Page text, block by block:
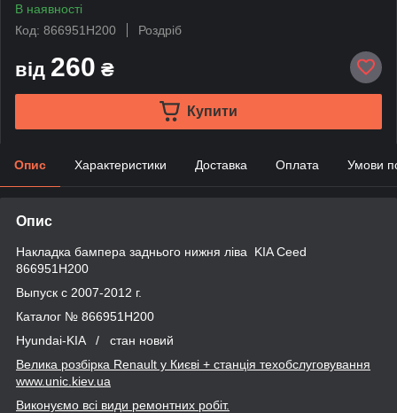
В наявності
Код: 866951H200
Роздріб
від 260 ₴
Купити
Опис Характеристики Доставка Оплата Умови
Опис
Накладка бампера заднього нижня ліва KIA Ceed
866951H200
Выпуск с 2007-2012 г.
Каталог № 866951H200
Hyundai-KIA / стан новий
Велика розбірка Renault у Києві + станція техобслуговування
www.unic .kiev.ua
Виконуємо всі види ремонтних робіт.